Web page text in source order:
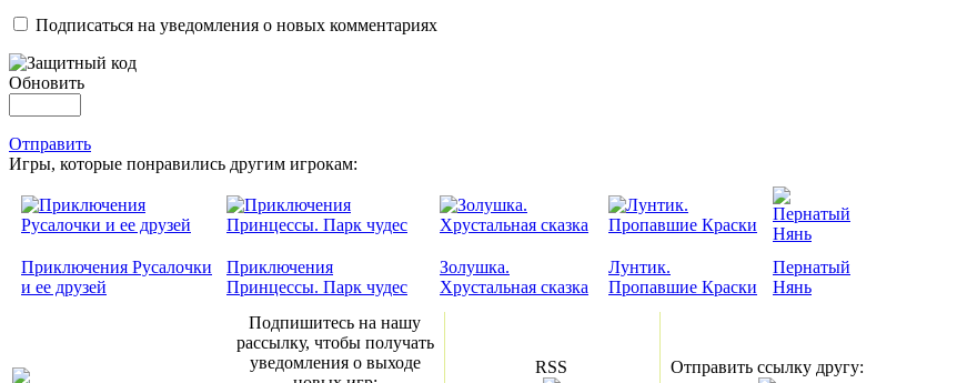
Подписаться на уведомления о новых комментариях
Обновить
Отправить
Игры, которые понравились другим игрокам:
Приключения Русалочки
и ее друзей
Приключения
Принцессы. Парк чудес
Золушка.
Хрустальная сказка
Лунтик.
Пропавшие Краски
Пернатый
Нянь
Подпишитесь на нашу
рассылку, чтобы получать
уведомления о выходе
RSS Отправить ссылку другу: